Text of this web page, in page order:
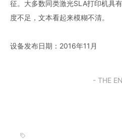
征。大多数同类激光SLA打印机具
度不足，文本看起来模糊不清。
设备发布日期：2016年11月
- THE